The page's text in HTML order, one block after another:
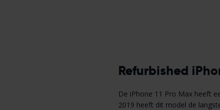
Refurbished
De iPhone 11 Pro Max heeft
2019 heeft dit model de